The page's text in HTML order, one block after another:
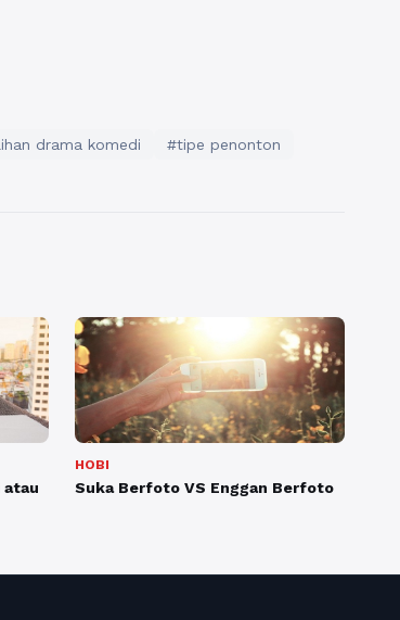
drama komedi #tipe penonton
atau
HOBI
Suka Berfoto VS Enggan Berfoto